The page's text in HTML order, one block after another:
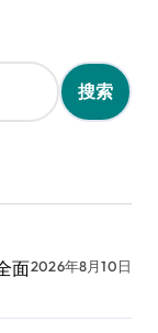
面2026年8月10日